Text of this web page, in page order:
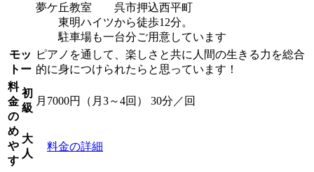
夢ケ丘教室 呉市押込西平町
東明ハイツから徒歩12分。
駐車場も一台分ご用意しています
モッ
トー
ピアノを通して、楽しさと共に人間の生きる力を総合
的に身につけられたらと思っています！
料
金
の
め
や
す
初
級
月7000円（月3～4回） 30分／回
大
人
料金の詳細